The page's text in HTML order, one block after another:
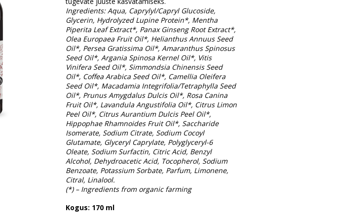
Ingredients: Aqua, Caprylyl/Capryl Glucoside,
Glycerin, Hydrolyzed Lupine Protein*, Mentha
Piperita Leaf Extract*, Panax Ginseng Root Extract*,
Olea Europaea Fruit Oil*, Helianthus Annuus Seed
Oil*, Persea Gratissima Oil*, Amaranthus Spinosus
Seed Oil*, Argania Spinosa Kernel Oil*, Vitis
Vinifera Seed Oil*, Simmondsia Chinensis Seed
Oil*, Coffea Arabica Seed Oil*, Camellia Oleifera
Seed Oil*, Macadamia Integrifolia/Tetraphylla Seed
Oil*, Prunus Amygdalus Dulcis Oil*, Rosa Canina
Fruit Oil*, Lavandula Angustifolia Oil*, Citrus Limon
Peel Oil*, Citrus Aurantium Dulcis Peel Oil*,
Hippophae Rhamnoides Fruit Oil*, Saccharide
Isomerate, Sodium Citrate, Sodium Cocoyl
Glutamate, Glyceryl Caprylate, Polyglyceryl-6
Oleate, Sodium Surfactin, Citric Acid, Benzyl
Alcohol, Dehydroacetic Acid, Tocopherol, Sodium
Benzoate, Potassium Sorbate, Parfum, Limonene,
Citral, Linalool.
(*) – Ingredients from organic farming
Kogus: 170 ml